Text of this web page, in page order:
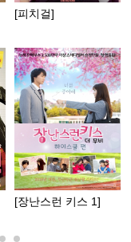
[피치걸]
[장난스런 키스 1]